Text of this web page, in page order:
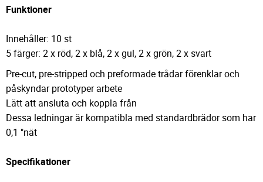
Funktioner
Innehåller: 10 st
5 färger: 2 x röd, 2 x blå, 2 x gul, 2 x grön, 2 x svart
Pre-cut, pre-stripped och preformade trådar förenklar och
påskyndar prototyper arbete
Lätt att ansluta och koppla från
Dessa ledningar är kompatibla med standardbrädor som har
0,1 "nät
Specifikationer